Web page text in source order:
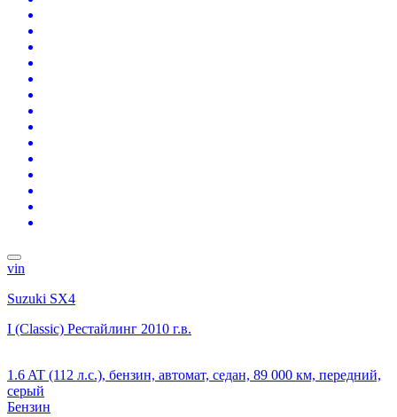
vin
Suzuki SX4
I (Classic) Рестайлинг 2010 г.в.
1.6 AT (112 л.с.), бензин, автомат, седан, 89 000 км, передний,
серый
Бензин